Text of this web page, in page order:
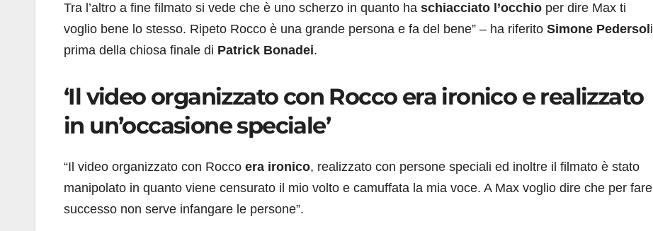
Tra l’altro a fine filmato si vede che è uno scherzo in quanto ha schiacciato l’occhio per dire Max ti
voglio bene lo stesso. Ripeto Rocco è una grande persona e fa del bene” – ha riferito Simone Pedersol i
prima della chiosa finale di Patrick Bonadei.
‘Il video organizzato con Rocco era ironico e realizzato
in un’occasione speciale’
“Il video organizzato con Rocco era ironico, realizzato con persone speciali ed inoltre il filmato è stato
manipolato in quanto viene censurato il mio volto e camuffata la mia voce. A Max voglio dire che per fare
successo non serve infangare le persone”.